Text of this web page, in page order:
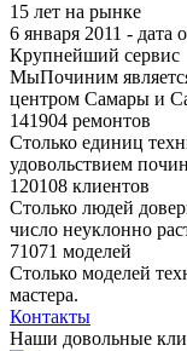
15 лет на рынке
6 января 2011 -
Крупнейший сервис
МыПочиним
центром Самары и
141904 ремонтов
Столько единиц
удовольствием
120108 клиентов
Столько людей
число неуклонно
71071 моделей
Столько моделей
мастера.
Контакты
Наши довольные